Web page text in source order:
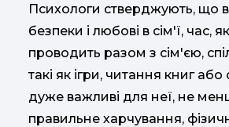
Психологи стверджують, що
безпеки і любові в сім'ї, час,
проводить разом з сім'єю,
такі як ігри, читання книг або
дуже важливі для неї, не
правильне харчування,